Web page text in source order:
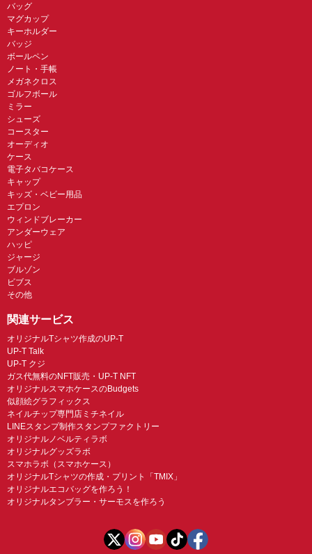
バッグ
マグカップ
キーホルダー
バッジ
ボールペン
ノート・手帳
メガネクロス
ゴルフボール
ミラー
シューズ
コースター
オーディオ
ケース
電子タバコケース
キャップ
キッズ・ベビー用品
エプロン
ウィンドブレーカー
アンダーウェア
ハッピ
ジャージ
ブルゾン
ビブス
その他
関連サービス
オリジナルTシャツ作成のUP-T
UP-T Talk
UP-T クジ
ガス代無料のNFT販売・UP-T NFT
オリジナルスマホケースのBudgets
似顔絵グラフィックス
ネイルチップ専門店ミチネイル
LINEスタンプ制作スタンプファクトリー
オリジナルノベルティラボ
オリジナルグッズラボ
スマホラボ（スマホケース）
オリジナルTシャツの作成・プリント「TMIX」
オリジナルエコバッグを作ろう！
オリジナルタンブラー・サーモスを作ろう